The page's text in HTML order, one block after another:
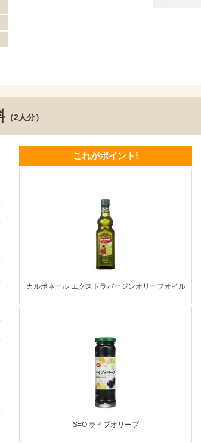
（2人分）
これがポイント!
カルボネール エクストラバージンオリーブオイル
S=O ライプオリーブ